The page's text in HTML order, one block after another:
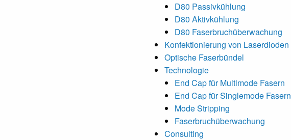
D80 Passivkühlung
D80 Aktivkühlung
D80 Faserbruchüberwachung
Konfektionierung von Laserdioden
Optische Faserbündel
Technologie
End Cap für Multimode Fasern
End Cap für Singlemode Fasern
Mode Stripping
Faserbruchüberwachung
Consulting